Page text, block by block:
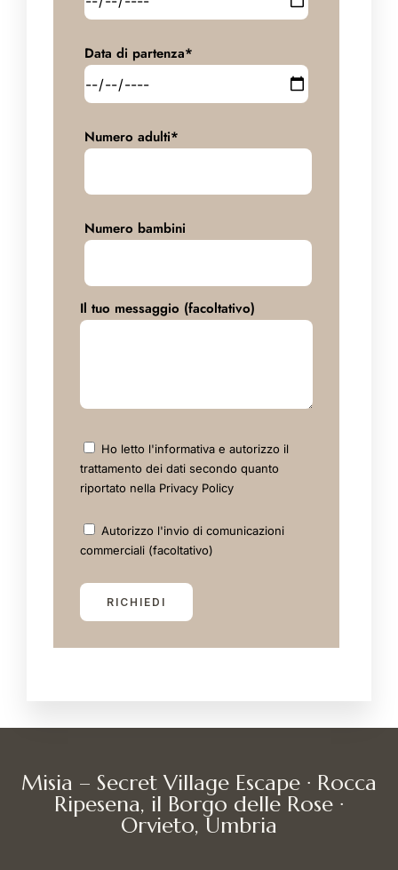
Data di partenza*
Numero adulti*
Numero bambini
Il tuo messaggio (facoltativo)
Ho letto l'informativa e autorizzo il
trattamento dei dati secondo quanto
riportato nella Privacy Policy
Autorizzo l'invio di comunicazioni
commerciali (facoltativo)
Misia – Secret Village Escape · Rocca
Ripesena, il Borgo delle Rose ·
Orvieto, Umbria